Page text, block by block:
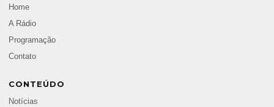
Home
A Rádio
Programação
Contato
CONTEÚDO
Notícias